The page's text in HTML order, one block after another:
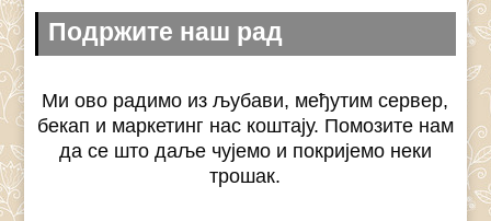
Подржите наш рад
Ми ово радимо из љубави, међутим сервер,
бекап и маркетинг нас коштају. Помозите нам
да се што даље чујемо и покријемо неки
трошак.